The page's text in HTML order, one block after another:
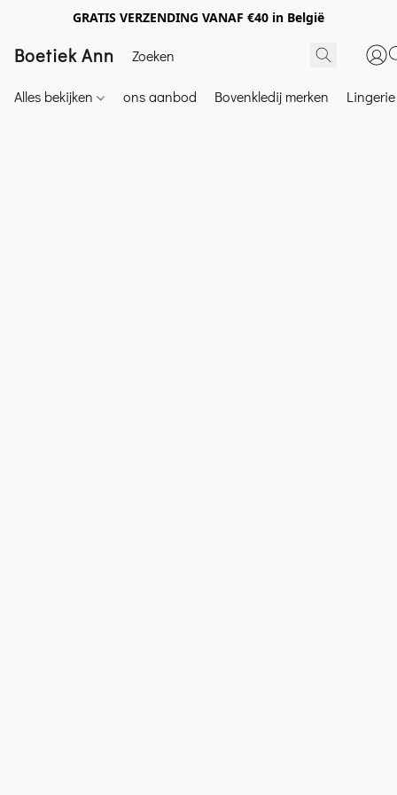
GRATIS VERZENDING VANAF €40 in België
Boetiek Ann
Alles bekijken ons aanbod Bovenkledij merken